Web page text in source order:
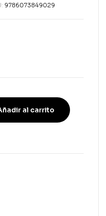
9786073849029
al carrito